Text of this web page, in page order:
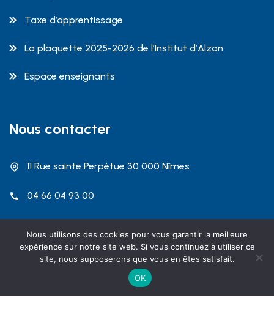
Taxe d’apprentissage
La plaquette 2025-2026 de l’Institut d’Alzon
Espace enseignants
Nous contacter
11 Rue sainte Perpétue 30 000 Nîmes
04 66 04 93 00
Copyright 2026 Institut Emmanuel d'Alzon Nîmes
Nous utilisons des cookies pour vous garantir la meilleure
expérience sur notre site web. Si vous continuez à utiliser ce
site, nous supposerons que vous en êtes satisfait.
OK